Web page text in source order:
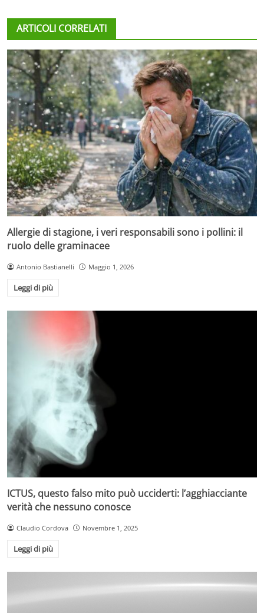
ARTICOLI CORRELATI
Allergie di stagione, i veri responsabili sono i pollini: il
ruolo delle graminacee
Antonio Bastianelli Maggio 1, 2026
Leggi di più
ICTUS, questo falso mito può ucciderti: l’agghiacciante
verità che nessuno conosce
Claudio Cordova Novembre 1, 2025
Leggi di più